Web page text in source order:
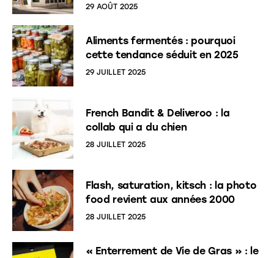
29 AOÛT 2025
Aliments fermentés : pourquoi
cette tendance séduit en 2025
29 JUILLET 2025
French Bandit & Deliveroo : la
collab qui a du chien
28 JUILLET 2025
Flash, saturation, kitsch : la photo
food revient aux années 2000
28 JUILLET 2025
« Enterrement de Vie de Gras » : le